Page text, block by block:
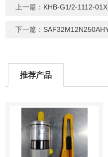
上一篇： KHB-G1/2-1112-01X-
下一篇：
推荐产品